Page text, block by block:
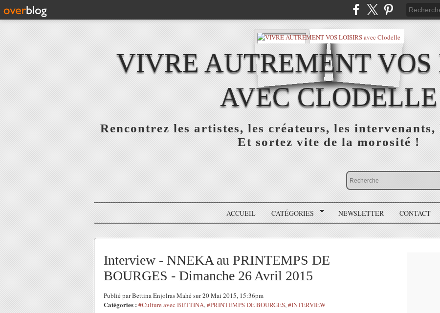
VIVRE AUTREMENT VOS
AVEC CLODELLE
Rencontrez les artistes, les créateurs, les
Et sortez vite de la morosité !
ACCUEIL CATÉGORIES NEWSLETTER CONTACT
Interview - NNEKA au PRINTEMPS DE
BOURGES - Dimanche 26 Avril 2015
Publié par Bettina Enjolras Mahé sur 20 Mai 2015, 15:36pm
Catégories : #Culture avec BETTINA,#PRINTEMPS DE BOURGES,#INTERVIEW